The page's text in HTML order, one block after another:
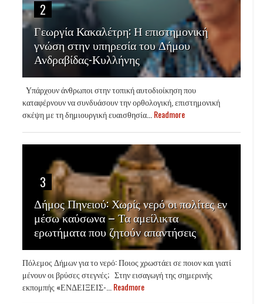
2
Γεωργία Κακαλέτρη: Η επιστημονική
γνώση στην υπηρεσία του Δήμου
Ανδραβίδας-Κυλλήνης
Υπάρχουν άνθρωποι στην τοπική αυτοδιοίκηση που
καταφέρνουν να συνδυάσουν την ορθολογική, επιστημονική
σκέψη με τη δημιουργική ευαισθησία... Readmore
3
Δήμος Πηνειού: Χωρίς νερό οι πολίτες εν
μέσω καύσωνα – Τα αμείλικτα
ερωτήματα που ζητούν απαντήσεις
Πόλεμος Δήμων για το νερό: Ποιος χρωστάει σε ποιον και γιατί
μένουν οι βρύσες στεγνές; Στην εισαγωγή της σημερινής
εκπομπής «ΕΝΔΕΙΞΕΙΣ-... Readmore